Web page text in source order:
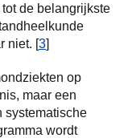
de belangrijkste
niet. [3]
op
maar een
systematische
wordt